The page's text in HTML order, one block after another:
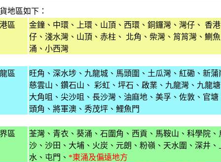
地區如下：
區
金鐘、中環、上環、山頂、西環、銅鑼灣、灣仔、 香港
仔、淺水灣、山頂、赤柱、 北角、柴灣、筲筲灣、鰂魚
涌、小西灣
區
旺角、深水埗、九龍城、馬頭圍、土瓜灣、紅磡、新蒲
慈雲山、鑽石山、 彩虹、坪石、啟業、九龍灣、九龍塘
大角咀、尖沙咀、長沙灣、油麻地、美孚、佐敦、官塘
頭角、將軍澳、秀茂坪、鯉魚門
區
荃灣、青衣、葵涌、石圍角、西貢、馬鞍山、科學院、
沙、沙田、大埔、火炭、元朗、粉嶺、天水圍、深井、
水、屯門、 *東涌及偏遠地方